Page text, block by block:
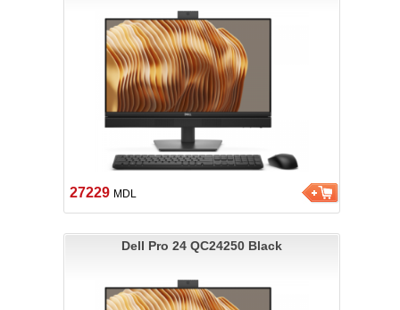
27229 MDL
Dell Pro 24 QC24250 Black